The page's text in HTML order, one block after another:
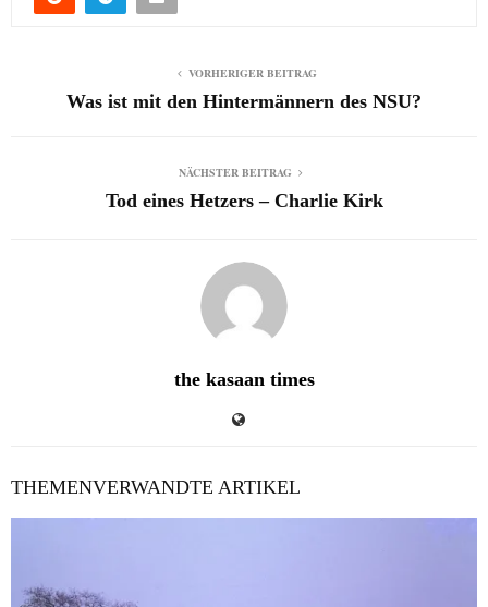
VORHERIGER BEITRAG
Was ist mit den Hintermännern des NSU?
NÄCHSTER BEITRAG
Tod eines Hetzers – Charlie Kirk
the kasaan times
THEMENVERWANDTE ARTIKEL